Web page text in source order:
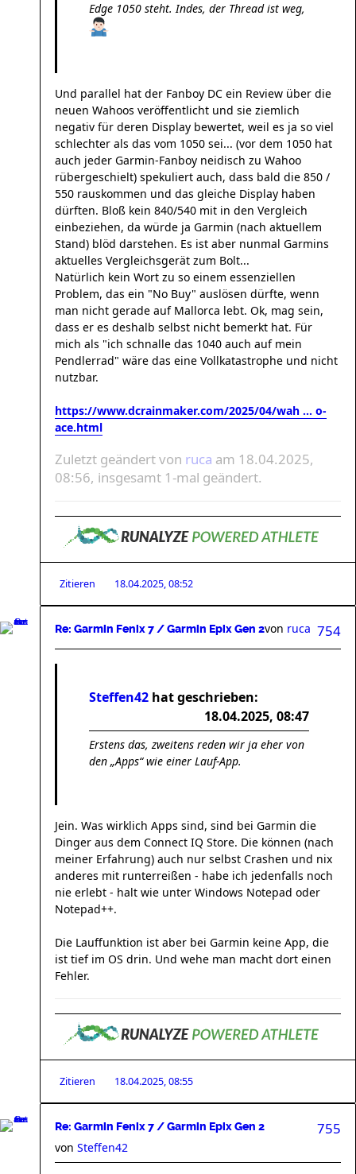
Edge 1050 steht. Indes, der Thread ist weg,
Und parallel hat der Fanboy DC ein Review über die
neuen Wahoos veröffentlicht und sie ziemlich
negativ für deren Display bewertet, weil es ja so viel
schlechter als das vom 1050 sei... (vor dem 1050 hat
auch jeder Garmin-Fanboy neidisch zu Wahoo
rübergeschielt) spekuliert auch, dass bald die 850 /
550 rauskommen und das gleiche Display haben
dürften. Bloß kein 840/540 mit in den Vergleich
einbeziehen, da würde ja Garmin (nach aktuellem
Stand) blöd darstehen. Es ist aber nunmal Garmins
aktuelles Vergleichsgerät zum Bolt...
Natürlich kein Wort zu so einem essenziellen
Problem, das ein "No Buy" auslösen dürfte, wenn
man nicht gerade auf Mallorca lebt. Ok, mag sein,
dass er es deshalb selbst nicht bemerkt hat. Für
mich als "ich schnalle das 1040 auch auf mein
Pendlerrad" wäre das eine Vollkatastrophe und nicht
nutzbar.
https://www.dcrainmaker.com/2025/04/wah ... o-
ace.html
Zuletzt geändert von ruca am 18.04.2025,
08:56, insgesamt 1-mal geändert.
Zitieren 18.04.2025, 08:52
Re: Garmin Fenix 7 / Garmin Epix Gen 2 754
von ruca
Steffen42 hat geschrieben:
18.04.2025, 08:47
Erstens das, zweitens reden wir ja eher von
den „Apps“ wie einer Lauf-App.
Jein. Was wirklich Apps sind, sind bei Garmin die
Dinger aus dem Connect IQ Store. Die können (nach
meiner Erfahrung) auch nur selbst Crashen und nix
anderes mit runterreißen - habe ich jedenfalls noch
nie erlebt - halt wie unter Windows Notepad oder
Notepad++.
Die Lauffunktion ist aber bei Garmin keine App, die
ist tief im OS drin. Und wehe man macht dort einen
Fehler.
Zitieren 18.04.2025, 08:55
Re: Garmin Fenix 7 / Garmin Epix Gen 2 755
von Steffen42